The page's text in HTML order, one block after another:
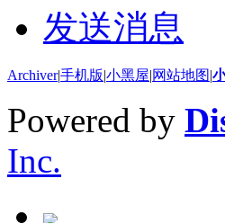
发送消息
Archiver|手机版|小黑屋|网站地图|
Powered by
Inc.